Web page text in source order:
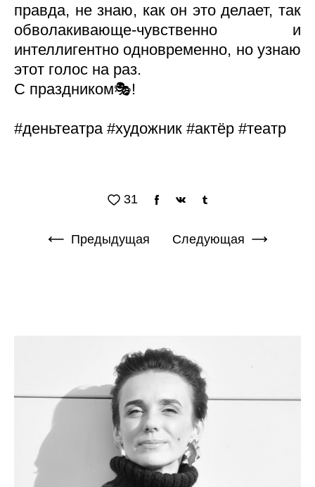
правда, не знаю, как он это делает, так
обволакивающе-чувственно и
интеллигентно одновременно, но узнаю
этот голос на раз.
С праздником🎭!
#деньтеатра #художник #актёр #театр
31
Предыдущая Следующая